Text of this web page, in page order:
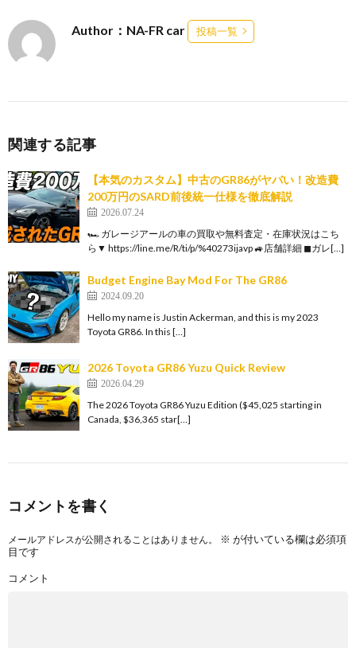
Author：NA-FR car 投稿一覧
関連する記事
【本気のカスタム】中古のGR86がヤバい！改造費
200万円のSARD前後統一仕様を徹底解説
2026.07.24
🏎️ ガレージアールの車の買取や無料査定・在庫状況はこち
ら▼ https://line.me/R/ti/p/%40273ijavp 🚙店舗詳細 ◼ガレ[…]
Budget Engine Bay Mod For The GR86
2024.09.20
Hello my name is Justin Ackerman, and this is my 2023
Toyota GR86. In this […]
2026 Toyota GR86 Yuzu Quick Review
2026.04.29
The 2026 Toyota GR86 Yuzu Edition ($45,025 starting in
Canada, $36,365 star[…]
コメントを書く
メールアドレスが公開されることはありません。 ※ が付いている欄は必須項
目です
コメント